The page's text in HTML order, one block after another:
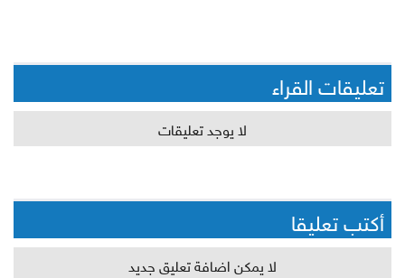
تعليقات القراء
لا يوجد تعليقات
أكتب تعليقا
لا يمكن اضافة تعليق جديد